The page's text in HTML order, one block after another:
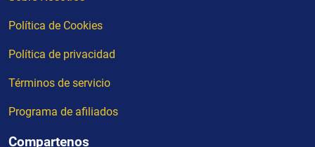
Política de Cookies
Política de privacidad
Términos de servicio
Programa de afiliados
Compartenos